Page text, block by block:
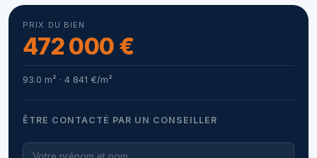
PRIX DU BIEN
472 000 €
93.0 m² · 4 841 €/m²
ÊTRE CONTACTÉ PAR UN CONSEILLER